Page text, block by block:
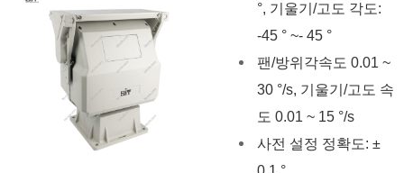
°, 기울기/고도 각도:
-45 ° ~- 45 °
팬/방위각속도 0.01 ~
30 °/s, 기울기/고도 속
도 0.01 ~ 15 °/s
사전 설정 정확도: ±